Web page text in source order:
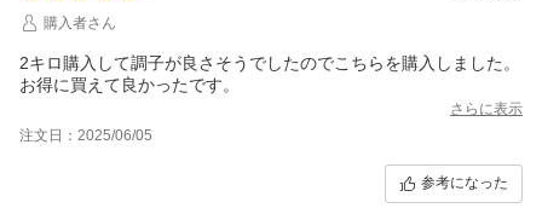
購入者さん
2キロ購入して調子が良さそうでしたのでこちらを購入しました。
お得に買えて良かったです。
さらに表示
注文日：2025/06/05
参考になった